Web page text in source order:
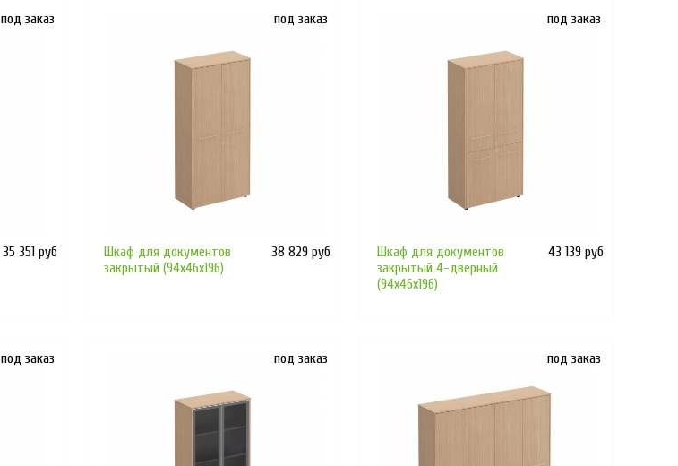
под заказ
35 351 руб
под заказ
Шкаф для документов
закрытый (94x46x196)
38 829 руб
под заказ
Шкаф для документов
закрытый 4-дверный
(94x46x196)
43 139 руб
под заказ под заказ под заказ